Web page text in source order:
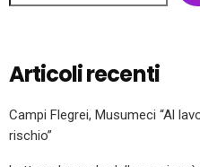
Articoli recenti
Campi Flegrei, Musumeci “Al
rischio”